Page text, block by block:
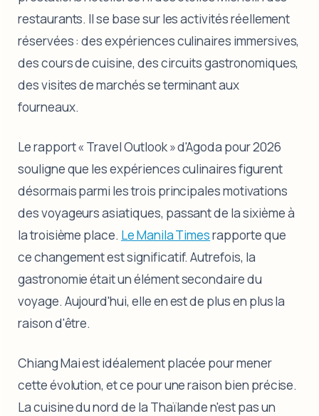
restaurants. Il se base sur les activités réellement
réservées : des expériences culinaires immersives,
des cours de cuisine, des circuits gastronomiques,
des visites de marchés se terminant aux
fourneaux.
Le rapport « Travel Outlook » d'Agoda pour 2026
souligne que les expériences culinaires figurent
désormais parmi les trois principales motivations
des voyageurs asiatiques, passant de la sixième à
la troisième place. Le Manila Timesrapporte que
ce changement est significatif. Autrefois, la
gastronomie était un élément secondaire du
voyage. Aujourd'hui, elle en est de plus en plus la
raison d'être.
Chiang Mai est idéalement placée pour mener
cette évolution, et ce pour une raison bien précise.
La cuisine du nord de la Thaïlande n'est pas un